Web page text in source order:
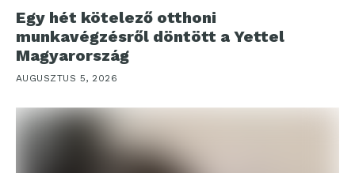
Egy hét kötelező otthoni
munkavégzésről döntött a Yettel
Magyarország
AUGUSZTUS 5, 2026